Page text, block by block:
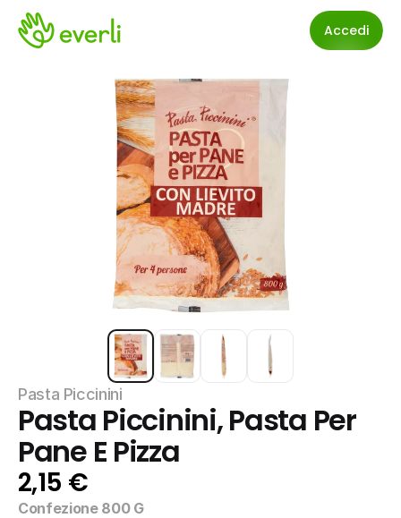
Accedi
Pasta Piccinini
Pasta Piccinini, Pasta Per
Pane E Pizza
2,15 €
Confezione 800 G